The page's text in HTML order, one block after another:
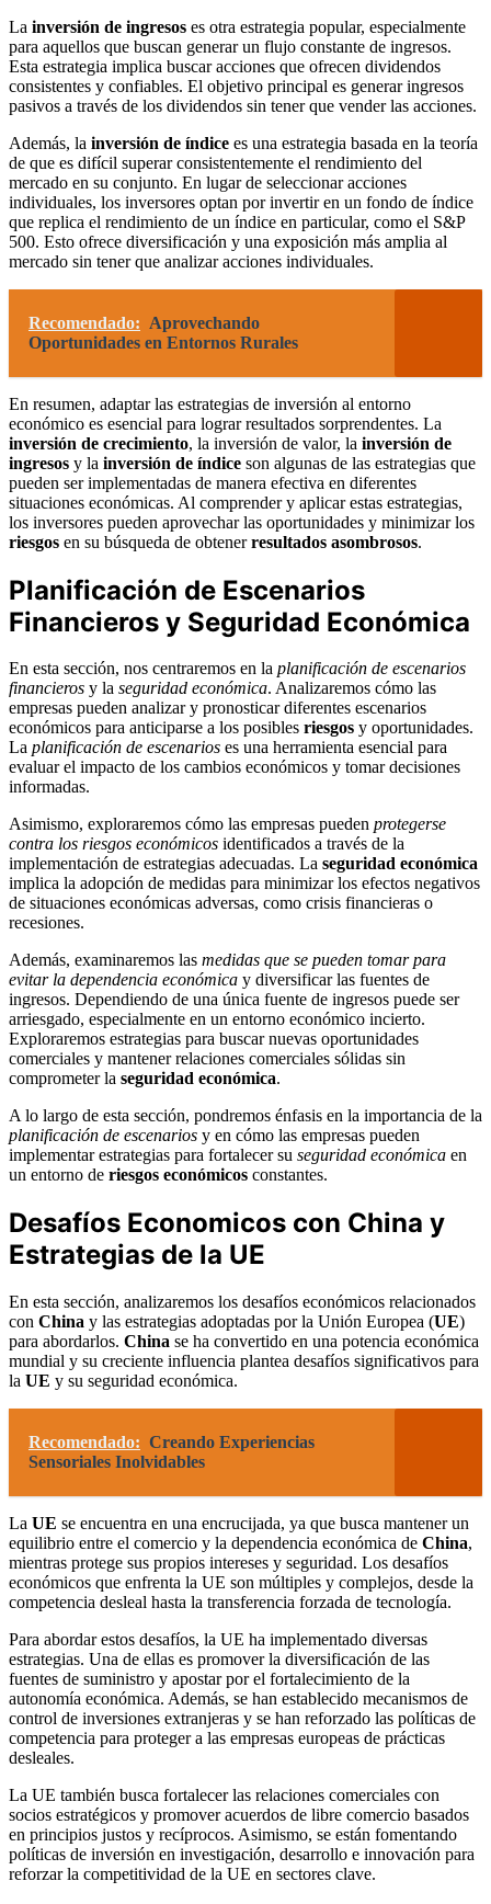
La inversión de ingresos es otra estrategia popular, especialmente
para aquellos que buscan generar un flujo constante de ingresos.
Esta estrategia implica buscar acciones que ofrecen dividendos
consistentes y confiables. El objetivo principal es generar ingresos
pasivos a través de los dividendos sin tener que vender las acciones.
Además, la inversión de índice es una estrategia basada en la teoría
de que es difícil superar consistentemente el rendimiento del
mercado en su conjunto. En lugar de seleccionar acciones
individuales, los inversores optan por invertir en un fondo de índice
que replica el rendimiento de un índice en particular, como el S&P
500. Esto ofrece diversificación y una exposición más amplia al
mercado sin tener que analizar acciones individuales.
Recomendado: Aprovechando
Oportunidades en Entornos Rurales
En resumen, adaptar las estrategias de inversión al entorno
económico es esencial para lograr resultados sorprendentes. La
inversión de crecimiento, la inversión de valor, la inversión de
ingresos y la inversión de índice son algunas de las estrategias que
pueden ser implementadas de manera efectiva en diferentes
situaciones económicas. Al comprender y aplicar estas estrategias,
los inversores pueden aprovechar las oportunidades y minimizar los
riesgos en su búsqueda de obtenerresultados asombrosos.
Planificación de Escenarios
Financieros y Seguridad Económica
En esta sección, nos centraremos en la planificación de escenarios
financieros y la seguridad económica. Analizaremos cómo las
empresas pueden analizar y pronosticar diferentes escenarios
económicos para anticiparse a los posibles riesgos y oportunidades.
La planificación de escenarios es una herramienta esencial para
evaluar el impacto de los cambios económicos y tomar decisiones
informadas.
Asimismo, exploraremos cómo las empresas pueden protegerse
contra los riesgos económicos identificados a través de la
implementación de estrategias adecuadas. La seguridad económica
implica la adopción de medidas para minimizar los efectos negativos
de situaciones económicas adversas, como crisis financieras o
recesiones.
Además, examinaremos las medidas que se pueden tomar para
evitar la dependencia económica y diversificar las fuentes de
ingresos. Dependiendo de una única fuente de ingresos puede ser
arriesgado, especialmente en un entorno económico incierto.
Exploraremos estrategias para buscar nuevas oportunidades
comerciales y mantener relaciones comerciales sólidas sin
comprometer la seguridad económica.
A lo largo de esta sección, pondremos énfasis en la importancia de la
planificación de escenarios y en cómo las empresas pueden
implementar estrategias para fortalecer su seguridad económica en
un entorno de riesgos económicos constantes.
Desafíos Economicos con China y
Estrategias de la UE
En esta sección, analizaremos los desafíos económicos relacionados
con China y las estrategias adoptadas por la Unión Europea (UE)
para abordarlos. China se ha convertido en una potencia económica
mundial y su creciente influencia plantea desafíos significativos para
la UE y su seguridad económica.
Recomendado: Creando Experiencias
Sensoriales Inolvidables
La UE se encuentra en una encrucijada, ya que busca mantener un
equilibrio entre el comercio y la dependencia económica de China,
mientras protege sus propios intereses y seguridad. Los desafíos
económicos que enfrenta la UE son múltiples y complejos, desde la
competencia desleal hasta la transferencia forzada de tecnología.
Para abordar estos desafíos, la UE ha implementado diversas
estrategias. Una de ellas es promover la diversificación de las
fuentes de suministro y apostar por el fortalecimiento de la
autonomía económica. Además, se han establecido mecanismos de
control de inversiones extranjeras y se han reforzado las políticas de
competencia para proteger a las empresas europeas de prácticas
desleales.
La UE también busca fortalecer las relaciones comerciales con
socios estratégicos y promover acuerdos de libre comercio basados
en principios justos y recíprocos. Asimismo, se están fomentando
políticas de inversión en investigación, desarrollo e innovación para
reforzar la competitividad de la UE en sectores clave.